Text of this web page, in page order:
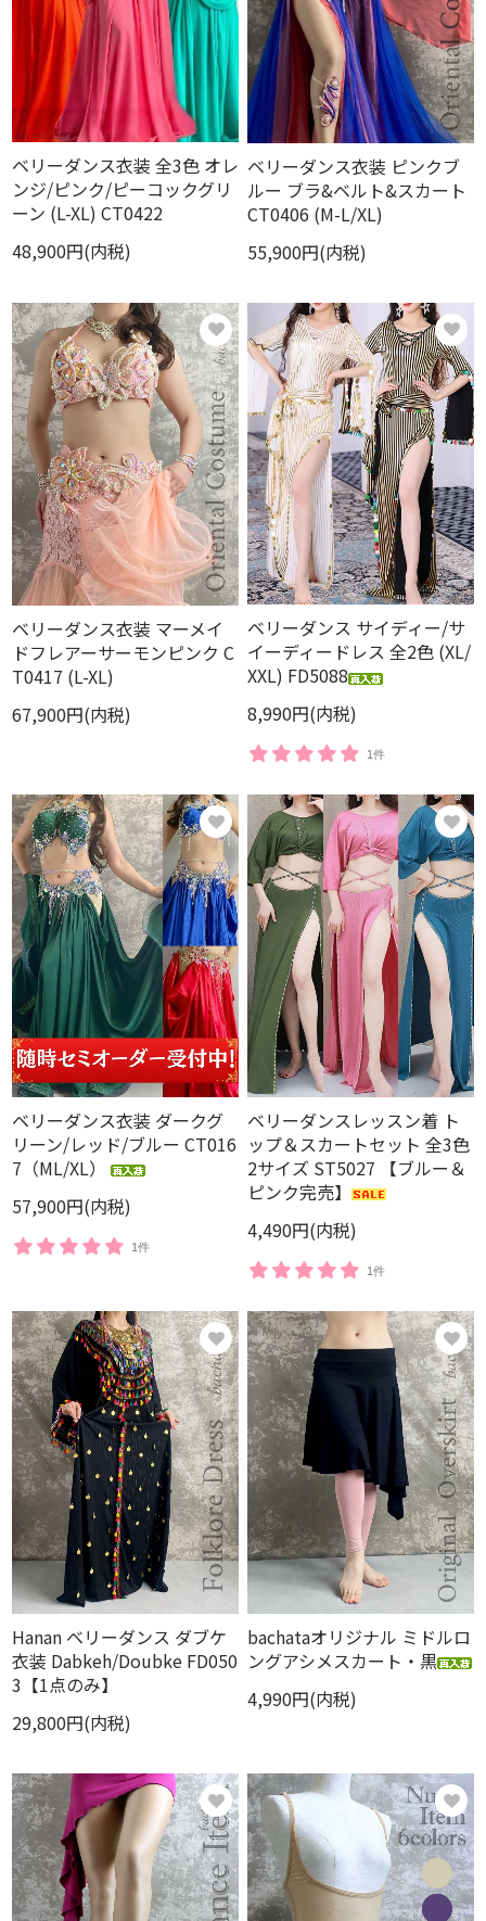
ベリーダンス衣装 全3色 オレ
ンジ/ピンク/ピーコックグリ
ーン (L-XL) CT0422
48,900円(内税)
ベリーダンス衣装 ピンクブ
ルー ブラ&ベルト&スカート
CT0406 (M-L/XL)
55,900円(内税)
ベリーダンス衣装 マーメイ
ドフレアーサーモンピンク C
T0417 (L-XL)
67,900円(内税)
ベリーダンス サイディー/サ
イーディードレス 全2色 (XL/
XXL) FD5088
8,990円(内税)
1件
ベリーダンス衣装 ダークグ
リーン/レッド/ブルー CT016
7（ML/XL）
57,900円(内税)
1件
ベリーダンスレッスン着 ト
ップ＆スカートセット 全3色
2サイズ ST5027 【ブルー＆
ピンク完売】
4,490円(内税)
1件
Hanan ベリーダンス ダブケ
衣装 Dabkeh/Doubke FD050
3【1点のみ】
29,800円(内税)
bachataオリジナル ミドルロ
ングアシメスカート・黒
4,990円(内税)